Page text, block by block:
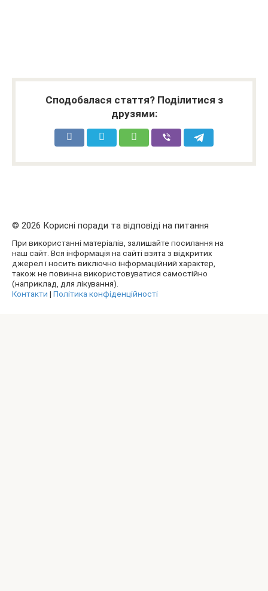
Сподобалася стаття? Поділитися з
друзями:
© 2026 Корисні поради та відповіді на питання
При використанні матеріалів, залишайте посилання на
наш сайт. Вся інформація на сайті взята з відкритих
джерел і носить виключно інформаційний характер,
також не повинна використовуватися самостійно
(наприклад, для лікування).
Контакти | Політика конфіденційності